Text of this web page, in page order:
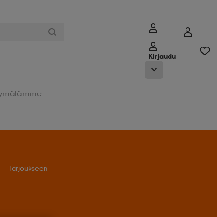
Kirjaudu
Tarjoukseen